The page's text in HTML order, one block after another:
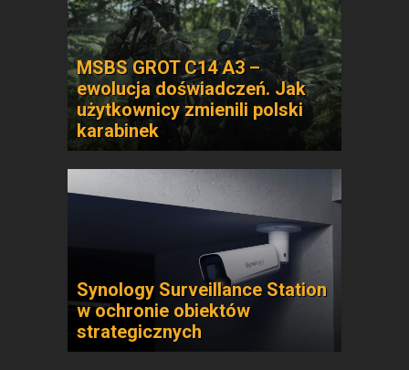
MSBS GROT C14 A3 –
ewolucja doświadczeń. Jak
użytkownicy zmienili polski
karabinek
Synology Surveillance Station
w ochronie obiektów
strategicznych